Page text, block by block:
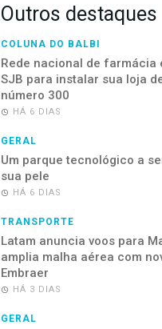
Outros destaques
COLUNA DO BALBI
Rede nacional de farmácia
SJB para instalar sua loja
número 300
HÁ 6 DIAS
GERAL
Um parque tecnológico a
sua pele
HÁ 6 DIAS
TRANSPORTE
Latam anuncia voos para
amplia malha aérea com
Embraer
HÁ 3 DIAS
GERAL